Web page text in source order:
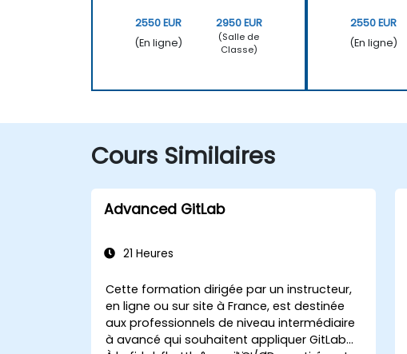
2550 EUR
(En ligne)
2950 EUR
(Salle de
Classe)
2550 EUR
(En ligne)
Cours Similaires
Advanced GitLab
21 Heures
Cette formation dirigée par un instructeur,
en ligne ou sur site à France, est destinée
aux professionnels de niveau intermédiaire
à avancé qui souhaitent appliquer GitLab